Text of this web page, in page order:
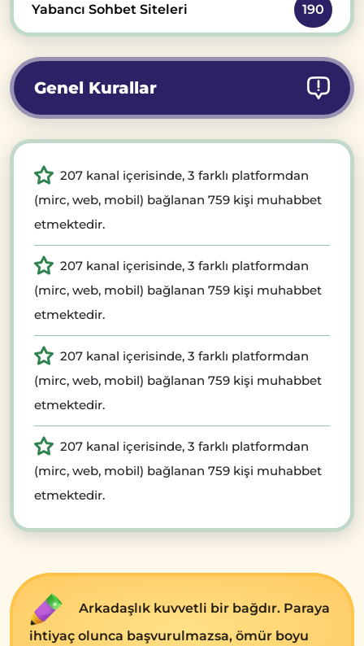
Yabancı Sohbet Siteleri 190
Genel Kurallar
207 kanal içerisinde, 3 farklı platformdan
(mirc, web, mobil) bağlanan 759 kişi muhabbet
etmektedir.
207 kanal içerisinde, 3 farklı platformdan
(mirc, web, mobil) bağlanan 759 kişi muhabbet
etmektedir.
207 kanal içerisinde, 3 farklı platformdan
(mirc, web, mobil) bağlanan 759 kişi muhabbet
etmektedir.
207 kanal içerisinde, 3 farklı platformdan
(mirc, web, mobil) bağlanan 759 kişi muhabbet
etmektedir.
Arkadaşlık kuvvеtli bir bağdır. Paraya
ihtiyaç olunca başvurulmazsa, ömür boyu